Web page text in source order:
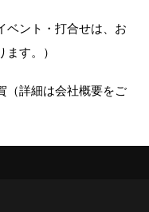
ベント・打合せは、お
す。）
（詳細は会社概要をご
Reserved.